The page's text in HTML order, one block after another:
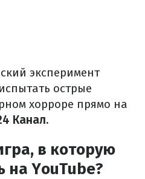
эксперимент
острые
хорроре прямо на
Канал.
в которую
на YouTube?